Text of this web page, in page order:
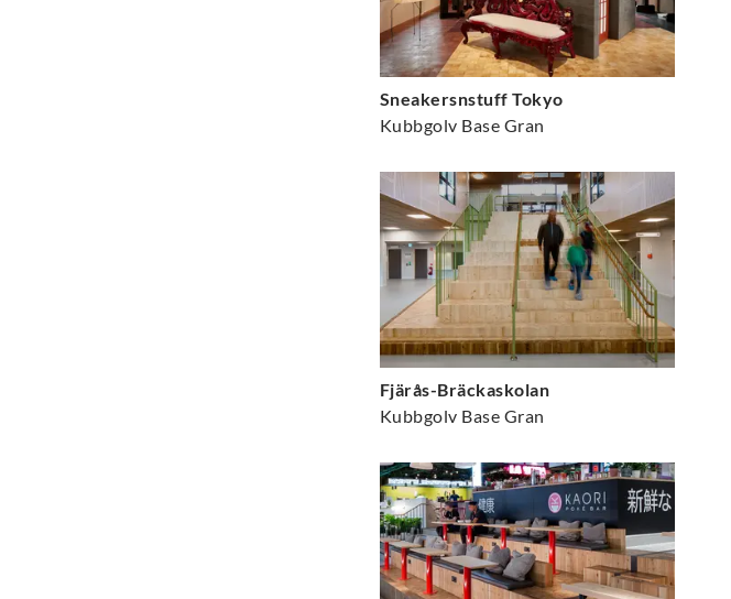
Sneakersnstuff Tokyo
Kubbgolv Base Gran
Fjärås-Bräckaskolan
Kubbgolv Base Gran